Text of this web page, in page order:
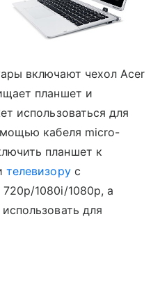
включают чехол Acer
планшет и
использоваться для
кабеля micro-
планшет к
телевизорус
1080i/1080p, а
для